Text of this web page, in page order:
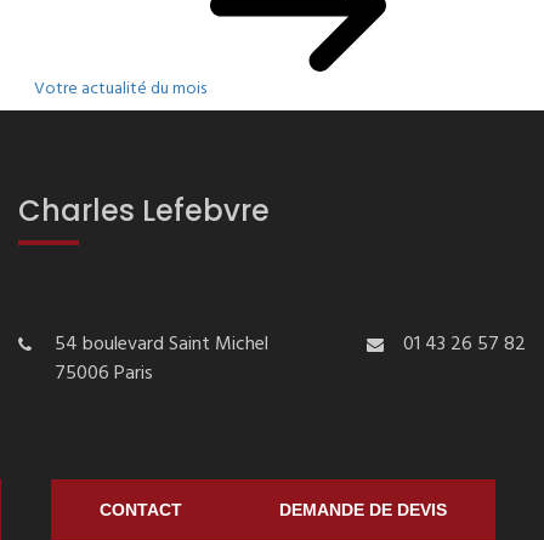
Votre actualité du mois
Charles Lefebvre
54 boulevard Saint Michel
75006 Paris
01 43 26 57 82
CONTACT DEMANDE DE DEVIS